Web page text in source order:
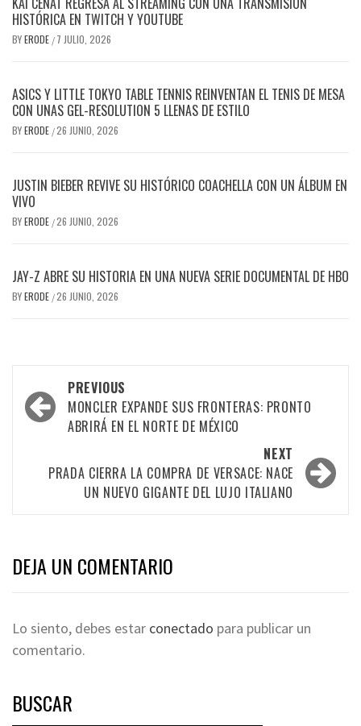
HISTÓRICA EN TWITCH Y YOUTUBE
BYERODE / 7 JULIO, 2026
ASICS Y LITTLE TOKYO TABLE TENNIS REINVENTAN EL TENIS DE MESA
CON UNAS GEL-RESOLUTION 5 LLENAS DE ESTILO
BYERODE /26 JUNIO, 2026
JUSTIN BIEBER REVIVE SU HISTÓRICO COACHELLA CON UN ÁLBUM EN
VIVO
BYERODE /26 JUNIO, 2026
JAY-Z ABRE SU HISTORIA EN UNA NUEVA SERIE DOCUMENTAL DE HBO
BYERODE /26 JUNIO, 2026
PREVIOUS
MONCLER EXPANDE SUS FRONTERAS: PRONTO
ABRIRÁ EN EL NORTE DE MÉXICO
NEXT
PRADA CIERRA LA COMPRA DE VERSACE: NACE
UN NUEVO GIGANTE DEL LUJO ITALIANO
DEJA UN COMENTARIO
Lo siento, debes estar conectado para publicar un
comentario.
BUSCAR